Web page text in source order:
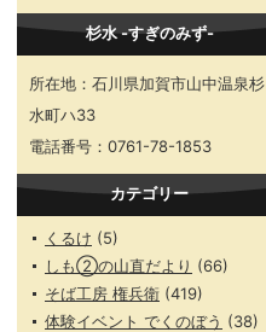
杉水 -すぎのみず-
所在地：石川県加賀市山中温泉杉
水町ハ33
電話番号：0761-78-1853
カテゴリー
くるけ (5)
しも②の山直だより (66)
そば工房 権兵衛 (419)
体験イベント でくのぼう (38)